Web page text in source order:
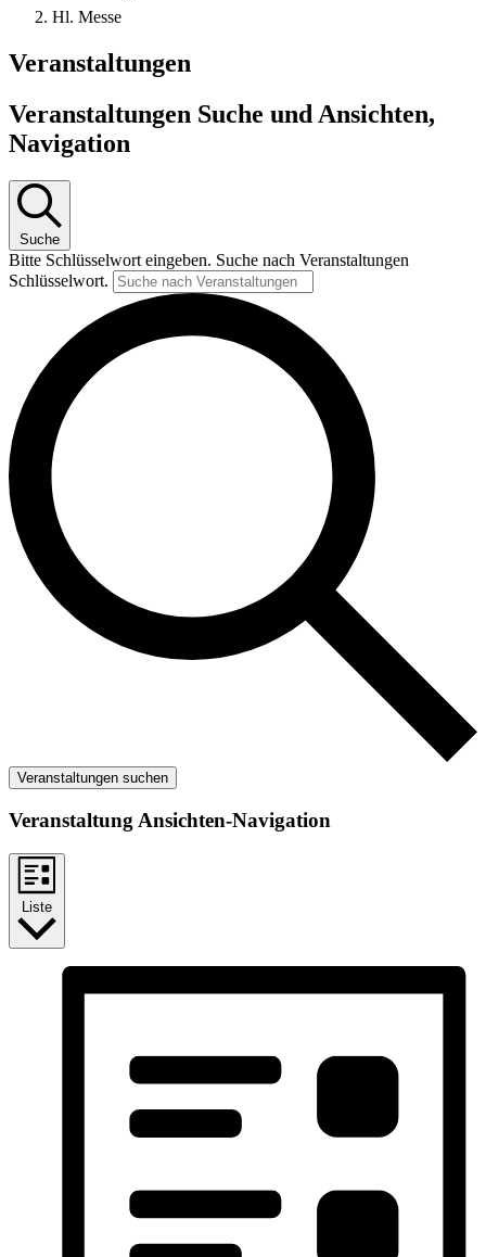
Hl. Messe
Veranstaltungen
Veranstaltungen Suche und Ansichten,
Navigation
Suche
Bitte Schlüsselwort eingeben. Suche nach Veranstaltungen
Schlüsselwort.
Veranstaltungen suchen
Veranstaltung Ansichten-Navigation
Liste